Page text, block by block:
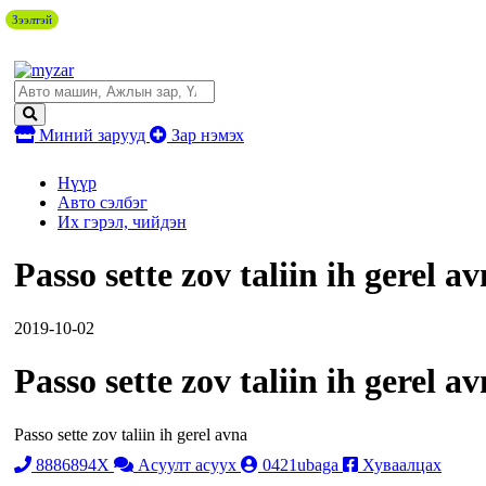
Миний зарууд Зар нэмэх
Нүүр
Авто сэлбэг
Их гэрэл, чийдэн
Passo sette zov taliin ih gerel
2019-10-02
Passo sette zov taliin ih gerel
Passo sette zov taliin ih gerel avna
8886894X
Асуулт асуух 0421ubaga
Хуваалцах
Зээлтэй